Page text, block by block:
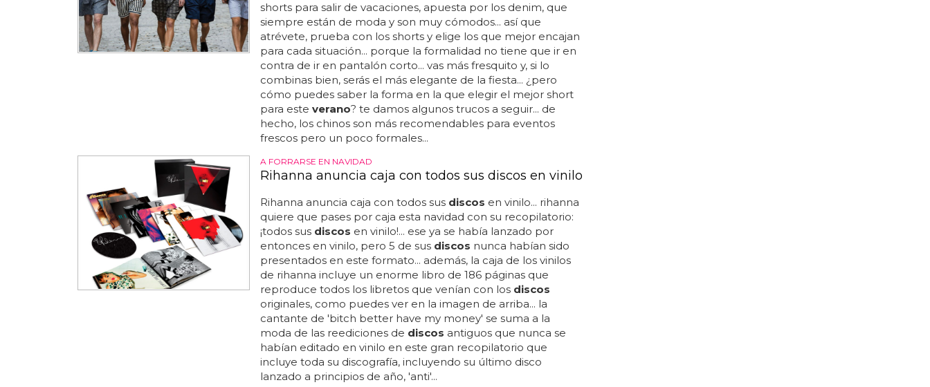
shorts para salir de vacaciones, apuesta por los denim, que
siempre están de moda y son muy cómodos... así que
atrévete, prueba con los shorts y elige los que mejor encajan
para cada situación... porque la formalidad no tiene que ir en
contra de ir en pantalón corto... vas más fresquito y, si lo
combinas bien, serás el más elegante de la fiesta... ¿pero
cómo puedes saber la forma en la que elegir el mejor short
para este verano? te damos algunos trucos a seguir... de
hecho, los chinos son más recomendables para eventos
frescos pero un poco formales...
A FORRARSE EN NAVIDAD
Rihanna anuncia caja con todos sus discos en vinilo
Rihanna anuncia caja con todos sus discos en vinilo... rihanna
quiere que pases por caja esta navidad con su recopilatorio:
¡todos sus discos en vinilo!... ese ya se había lanzado por
entonces en vinilo, pero 5 de sus discos nunca habían sido
presentados en este formato... además, la caja de los vinilos
de rihanna incluye un enorme libro de 186 páginas que
reproduce todos los libretos que venían con los discos
originales, como puedes ver en la imagen de arriba... la
cantante de 'bitch better have my money' se suma a la
moda de las reediciones de discos antiguos que nunca se
habían editado en vinilo en este gran recopilatorio que
incluye toda su discografía, incluyendo su último disco
lanzado a principios de año, 'anti'...